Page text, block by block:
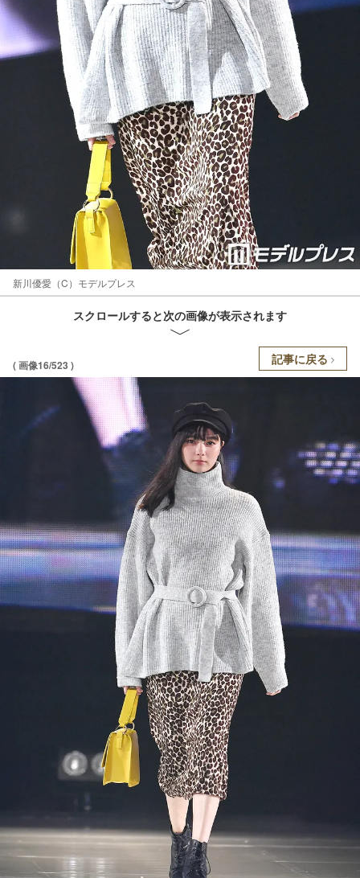
新川優愛（C）モデルプレス
スクロールすると次の画像が表示されます
( 画像16/523 ) 記事に戻る